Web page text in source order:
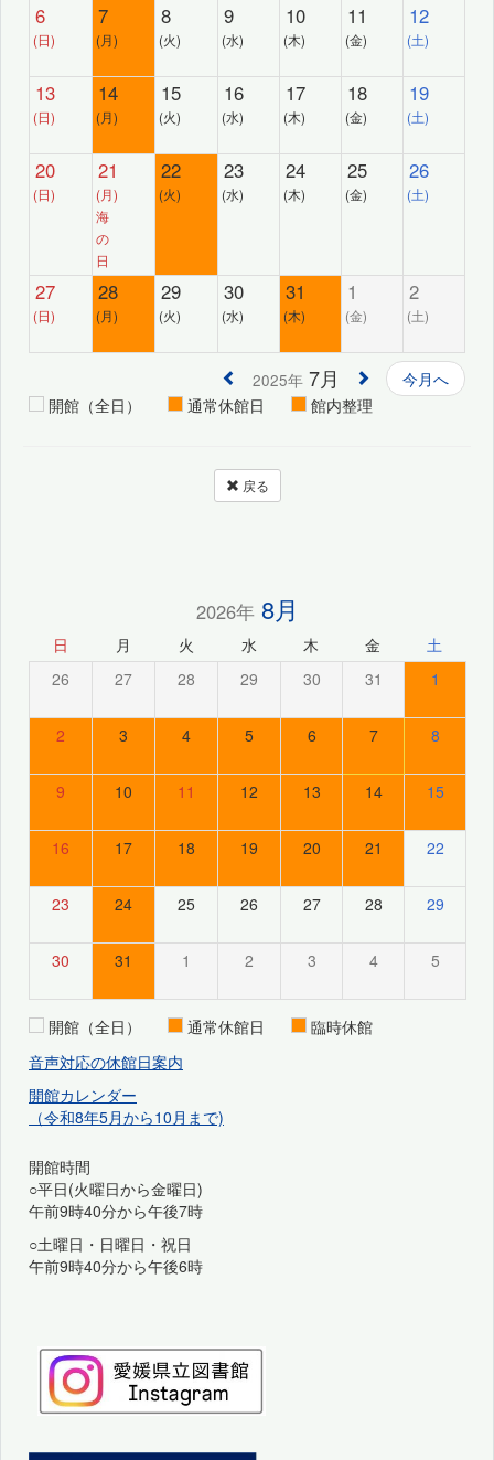
6
(日)
7
(月)
8
(火)
9
(水)
10
(木)
11
(金)
12
(土)
13
(日)
14
(月)
15
(火)
16
(水)
17
(木)
18
(金)
19
(土)
20
(日)
21
(月)
海
の
日
22
(火)
23
(水)
24
(木)
25
(金)
26
(土)
27
(日)
28
(月)
29
(火)
30
(水)
31
(木)
1
(金)
2
(土)
2025年 7月
今月へ
開館（全日）
通常休館日 館内整理
戻る
2026年8月
日 月 火 水 木 金 土
26 27 28 29 30 31 1
2 3 4 5 6 7 8
9 10 11 12 13 14 15
16 17 18 19 20 21 22
23 24 25 26 27 28 29
30 31 1 2 3 4 5
開館（全日） 通常休館日
臨時休館
音声対応の休館日案内
開館カレンダー
（令和8年5月から10月まで)
開館時間
○平日(火曜日から金曜日)
午前9時40分から午後7時
○土曜日・日曜日・祝日
午前9時40分から午後6時